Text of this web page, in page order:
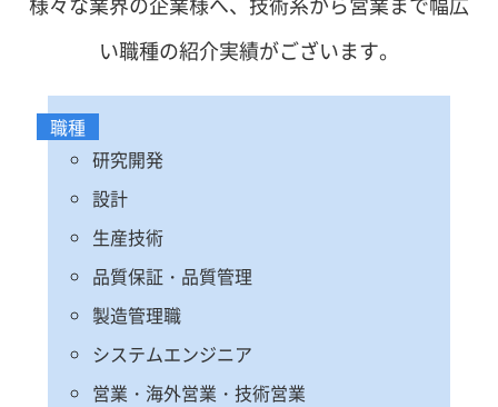
い職種の紹介実績がございます。
職種
研究開発
設計
生産技術
品質保証・品質管理
製造管理職
システムエンジニア
営業・海外営業・技術営業